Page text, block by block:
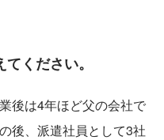
ください。
後は4年ほど父の会社で
後、派遣社員として3社